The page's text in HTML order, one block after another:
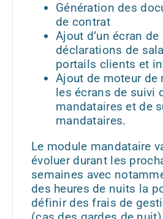
Génération des
de contrat
Ajout d’un écran
déclarations de
portails clients et
Ajout de moteur de
les écrans de suivi
mandataires et de
mandataires.
Le module mandataire
évoluer durant les
semaines avec
des heures de nuits la
définir des frais de